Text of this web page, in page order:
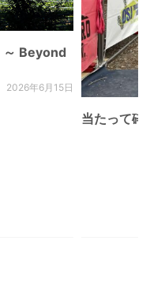
～ Beyond
2026年6月15日
当たって砕